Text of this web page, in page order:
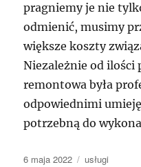
pragniemy je nie
odmienić, musimy
większe koszty
Niezależnie od ilości
remontowa była
odpowiednimi
potrzebną do
Data
6 maja 2022 Kategorie
usługi